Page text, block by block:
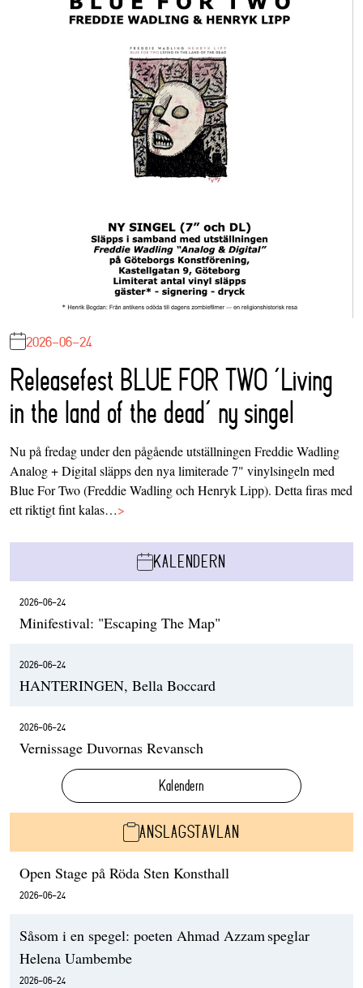
2026-06-24
Releasefest BLUE FOR TWO ‘Living
in the land of the dead’ ny singel
Nu på fredag under den pågående utställningen Freddie Wadling
Analog + Digital släpps den nya limiterade 7" vinylsingeln med
Blue For Two (Freddie Wadling och Henryk Lipp). Detta firas med
ett riktigt fint kalas…>
KALENDERN
2026-06-24
Minifestival: "Escaping The Map"
2026-06-24
HANTERINGEN, Bella Boccard
2026-06-24
Vernissage Duvornas Revansch
Kalendern
ANSLAGSTAVLAN
Open Stage på Röda Sten Konsthall
2026-06-24
Såsom i en spegel: poeten Ahmad Azzam speglar
Helena Uambembe
2026-06-24